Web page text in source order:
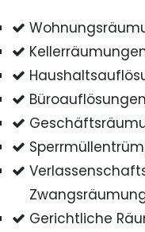
Gerichtliche